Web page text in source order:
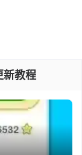
新教程